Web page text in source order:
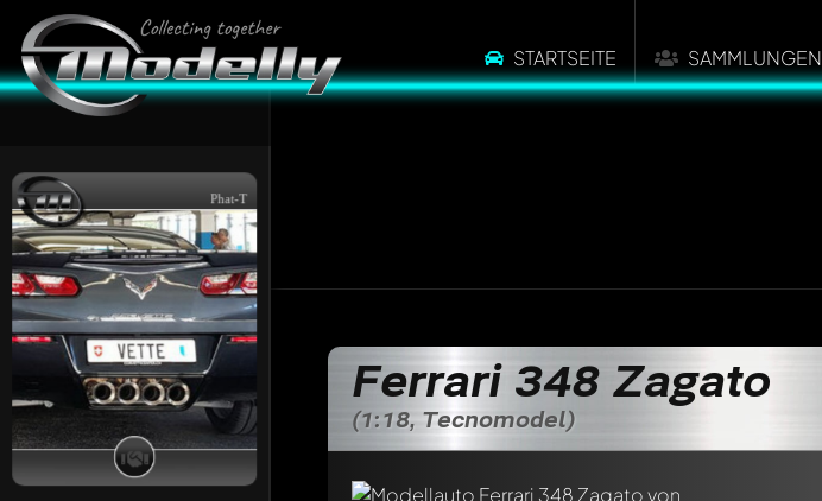
STARTSEITE SAMMLUNGEN
Phat-T
Ferrari 348 Zagato
(1:18, Tecnomodel)